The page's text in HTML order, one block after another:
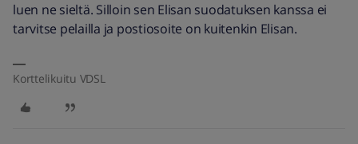
luen ne sieltä. Silloin sen Elisan suodatuksen kanssa ei
tarvitse pelailla ja postiosoite on kuitenkin Elisan.
Korttelikuitu VDSL